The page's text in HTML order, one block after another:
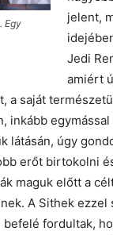
Egy
jelent,
Jedi
amiért
a saját
inkább egymással
látásán, úgy
erőt birtokolni
maguk előtt a
A Sithek ezzel
fordultak,